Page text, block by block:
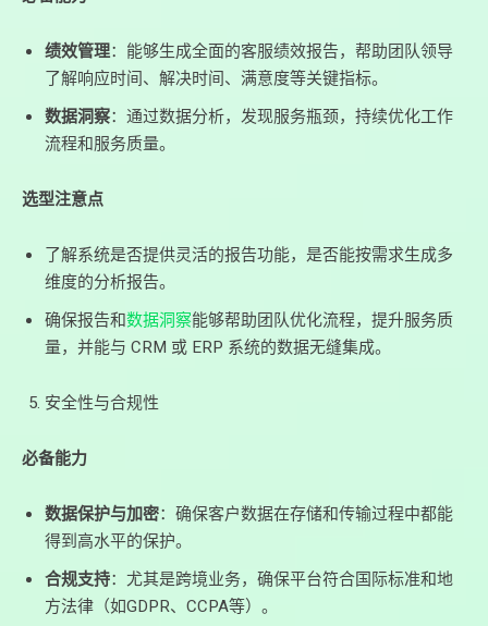
绩效管理：能够生成全面的客服绩效报告，帮助团队领导
了解响应时间、解决时间、满意度等关键指标。
数据洞察：通过数据分析，发现服务瓶颈，持续优化工作
流程和服务质量。
选型注意点
了解系统是否提供灵活的报告功能，是否能按需求生成多
维度的分析报告。
确保报告和数据洞察能够帮助团队优化流程，提升服务质
量，并能与 CRM 或 ERP 系统的数据无缝集成。
安全性与合规性
必备能力
数据保护与加密：确保客户数据在存储和传输过程中都能
得到高水平的保护。
合规支持：尤其是跨境业务，确保平台符合国际标准和地
方法律（如GDPR、CCPA等）。